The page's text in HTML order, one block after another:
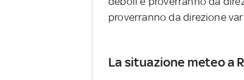
proverranno da direzione
La situazione meteo a